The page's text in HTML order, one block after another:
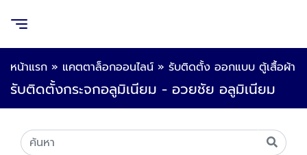
หน้าแรก » แคตตาล็อกออนไลน์ » รับติดตั้ง ออกแบบ ตู้เสื้อผ้า
รับติดตั้งกระจกอลูมิเนียม - อวยชัย อลูมิเนียม